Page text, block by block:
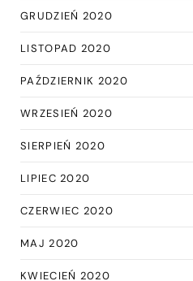
GRUDZIEŃ 2020
LISTOPAD 2020
PAŹDZIERNIK 2020
WRZESIEŃ 2020
SIERPIEŃ 2020
LIPIEC 2020
CZERWIEC 2020
MAJ 2020
KWIECIEŃ 2020